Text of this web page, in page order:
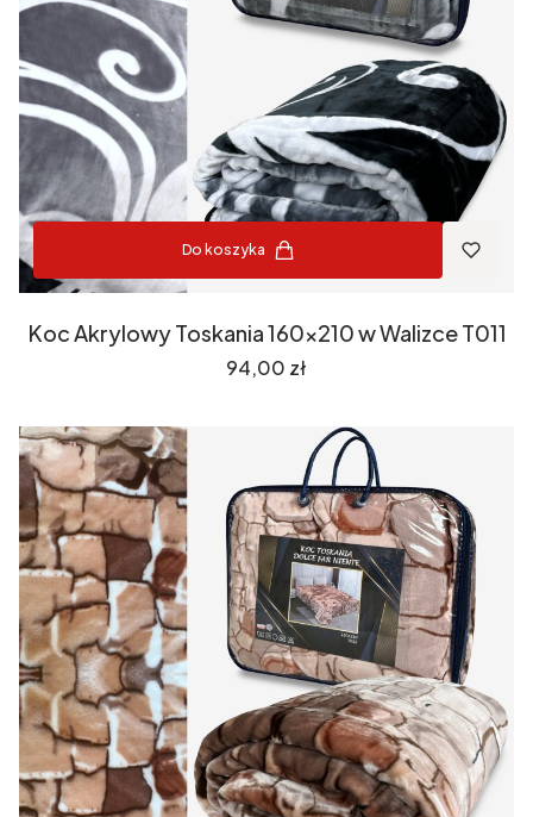
Do koszyka
Koc Akrylowy Toskania 160x210 w Walizce T011
Cena
94,00 zł